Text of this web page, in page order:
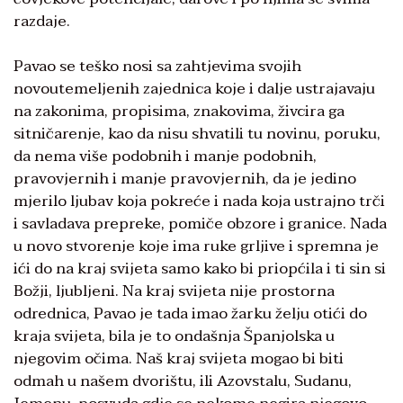
razdaje.
Pavao se teško nosi sa zahtjevima svojih
novoutemeljenih zajednica koje i dalje ustrajavaju
na zakonima, propisima, znakovima, živcira ga
sitničarenje, kao da nisu shvatili tu novinu, poruku,
da nema više podobnih i manje podobnih,
pravovjernih i manje pravovjernih, da je jedino
mjerilo ljubav koja pokreće i nada koja ustrajno trči
i savladava prepreke, pomiče obzore i granice. Nada
u novo stvorenje koje ima ruke grljive i spremna je
ići do na kraj svijeta samo kako bi priopćila i ti sin si
Božji, ljubljeni. Na kraj svijeta nije prostorna
odrednica, Pavao je tada imao žarku želju otići do
kraja svijeta, bila je to ondašnja Španjolska u
njegovim očima. Naš kraj svijeta mogao bi biti
odmah u našem dvorištu, ili Azovstalu, Sudanu,